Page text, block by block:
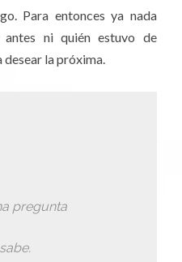
Para entonces ya nada
ni quién estuvo de
desear la próxima.
pregunta